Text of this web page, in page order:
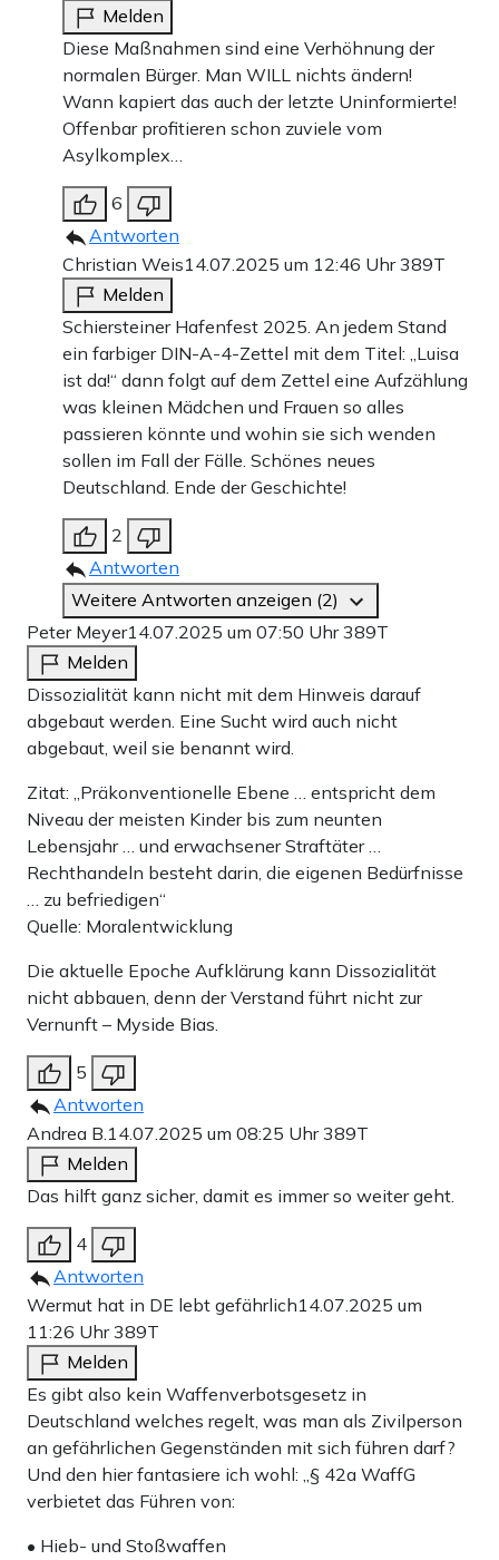
Melden
Diese Maßnahmen sind eine Verhöhnung der
normalen Bürger. Man WILL nichts ändern!
Wann kapiert das auch der letzte Uninformierte!
Offenbar profitieren schon zuviele vom
Asylkomplex…
6
Antworten
Christian Weis14.07.2025 um 12:46 Uhr389T
Melden
Schiersteiner Hafenfest 2025. An jedem Stand
ein farbiger DIN-A-4-Zettel mit dem Titel: „Luisa
ist da!“ dann folgt auf dem Zettel eine Aufzählung
was kleinen Mädchen und Frauen so alles
passieren könnte und wohin sie sich wenden
sollen im Fall der Fälle. Schönes neues
Deutschland. Ende der Geschichte!
2
Antworten
Weitere Antworten anzeigen (2)
Peter Meyer14.07.2025 um 07:50 Uhr389T
Melden
Dissozialität kann nicht mit dem Hinweis darauf
abgebaut werden. Eine Sucht wird auch nicht
abgebaut, weil sie benannt wird.
Zitat: „Präkonventionelle Ebene … entspricht dem
Niveau der meisten Kinder bis zum neunten
Lebensjahr … und erwachsener Straftäter …
Rechthandeln besteht darin, die eigenen Bedürfnisse
… zu befriedigen“
Quelle: Moralentwicklung
Die aktuelle Epoche Aufklärung kann Dissozialität
nicht abbauen, denn der Verstand führt nicht zur
Vernunft – Myside Bias.
5
Antworten
Andrea B.14.07.2025 um 08:25 Uhr389T
Melden
Das hilft ganz sicher, damit es immer so weiter geht.
4
Antworten
Wermut hat in DE lebt gefährlich14.07.2025 um
11:26 Uhr389T
Melden
Es gibt also kein Waffenverbotsgesetz in
Deutschland welches regelt, was man als Zivilperson
an gefährlichen Gegenständen mit sich führen darf?
Und den hier fantasiere ich wohl: „§ 42a WaffG
verbietet das Führen von:
• Hieb- und Stoßwaffen